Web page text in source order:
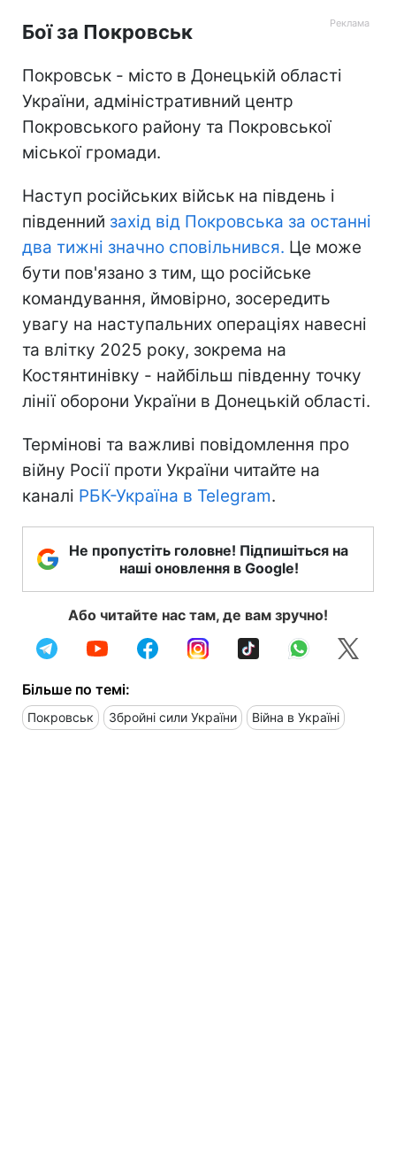
Бої за Покровськ
Покровськ - місто в Донецькій області
України, адміністративний центр
Покровського району та Покровської
міської громади.
Наступ російських військ на південь і
південний захід від Покровська за останні
два тижні значно сповільнився. Це може
бути пов'язано з тим, що російське
командування, ймовірно, зосередить
увагу на наступальних операціях навесні
та влітку 2025 року, зокрема на
Костянтинівку - найбільш південну точку
лінії оборони України в Донецькій області.
Термінові та важливі повідомлення про
війну Росії проти України читайте на
каналі РБК-Україна в Telegram.
Не пропустіть головне! Підпишіться на
наші оновлення в Google!
Або читайте нас там, де вам зручно!
Більше по темі:
Покровськ Збройні сили України Війна в Україні